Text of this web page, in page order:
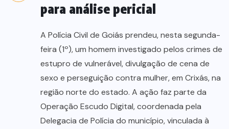
para análise pericial
A Polícia Civil de Goiás prendeu, nesta segunda-
feira (1º), um homem investigado pelos crimes de
estupro de vulnerável, divulgação de cena de
sexo e perseguição contra mulher, em Crixás, na
região norte do estado. A ação faz parte da
Operação Escudo Digital, coordenada pela
Delegacia de Polícia do município, vinculada à